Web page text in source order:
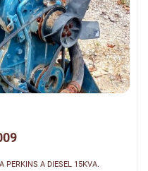
PERKINS A DIESEL 15KVA.